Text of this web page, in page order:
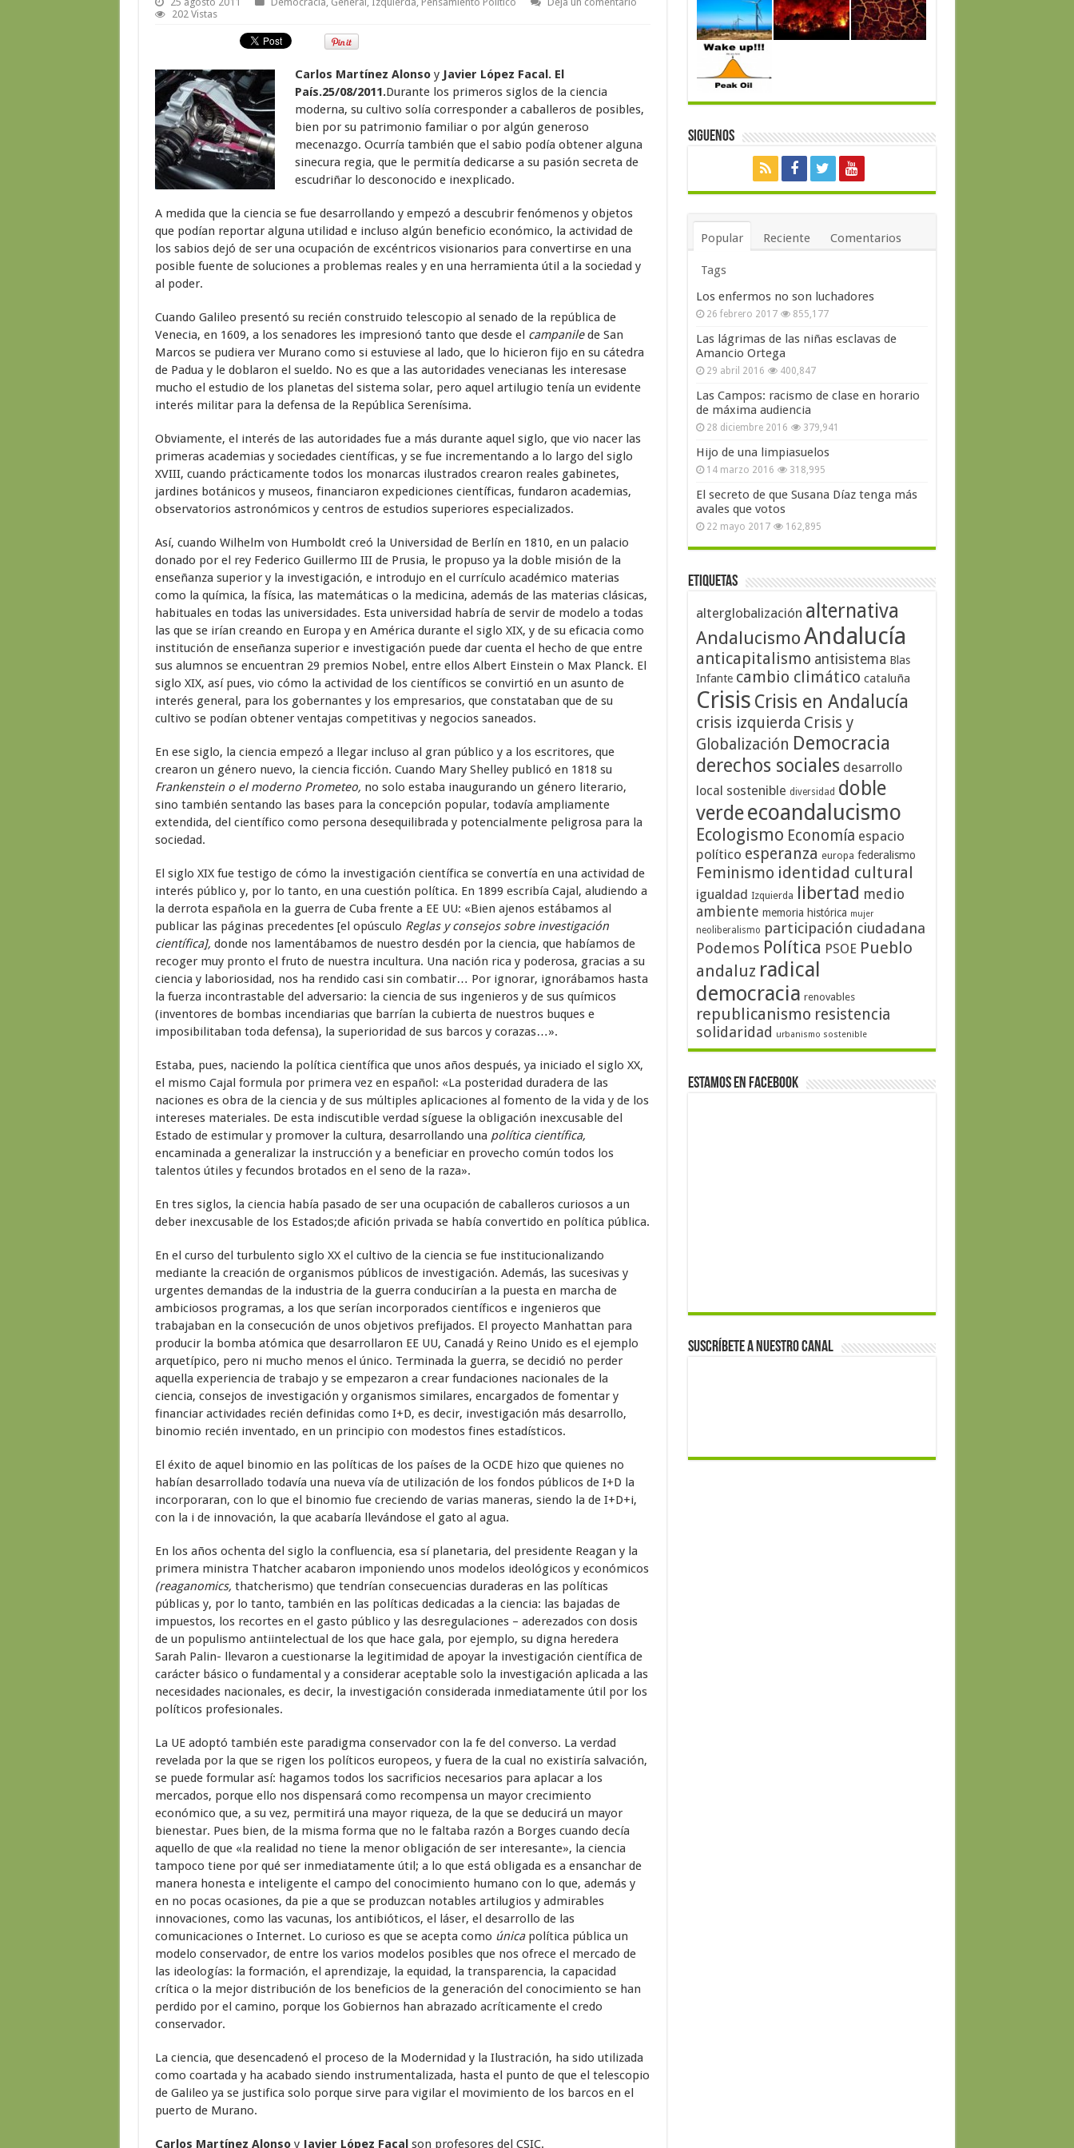
202 Vistas
Carlos Martínez Alonsoy Javier López Facal. El
País.25/08/2011.Durante los primeros siglos de la ciencia
moderna, su cultivo solía corresponder a caballeros de posibles,
bien por su patrimonio familiar o por algún generoso
mecenazgo. Ocurría también que el sabio podía obtener alguna
sinecura regia, que le permitía dedicarse a su pasión secreta de
escudriñar lo desconocido e inexplicado.
A medida que la ciencia se fue desarrollando y empezó a descubrir fenómenos y objetos
que podían reportar alguna utilidad e incluso algún beneficio económico, la actividad de
los sabios dejó de ser una ocupación de excéntricos visionarios para convertirse en una
posible fuente de soluciones a problemas reales y en una herramienta útil a la sociedad y
al poder.
Cuando Galileo presentó su recién construido telescopio al senado de la república de
Venecia, en 1609, a los senadores les impresionó tanto que desde el campanilede San
Marcos se pudiera ver Murano como si estuviese al lado, que lo hicieron fijo en su cátedra
de Padua y le doblaron el sueldo. No es que a las autoridades venecianas les interesase
mucho el estudio de los planetas del sistema solar, pero aquel artilugio tenía un evidente
interés militar para la defensa de la República Serenísima.
Obviamente, el interés de las autoridades fue a más durante aquel siglo, que vio nacer las
primeras academias y sociedades científicas, y se fue incrementando a lo largo del siglo
XVIII, cuando prácticamente todos los monarcas ilustrados crearon reales gabinetes,
jardines botánicos y museos, financiaron expediciones científicas, fundaron academias,
observatorios astronómicos y centros de estudios superiores especializados.
Así, cuando Wilhelm von Humboldt creó la Universidad de Berlín en 1810, en un palacio
donado por el rey Federico Guillermo III de Prusia, le propuso ya la doble misión de la
enseñanza superior y la investigación, e introdujo en el currículo académico materias
como la química, la física, las matemáticas o la medicina, además de las materias clásicas,
habituales en todas las universidades. Esta universidad habría de servir de modelo a todas
las que se irían creando en Europa y en América durante el siglo XIX, y de su eficacia como
institución de enseñanza superior e investigación puede dar cuenta el hecho de que entre
sus alumnos se encuentran 29 premios Nobel, entre ellos Albert Einstein o Max Planck. El
siglo XIX, así pues, vio cómo la actividad de los científicos se convirtió en un asunto de
interés general, para los gobernantes y los empresarios, que constataban que de su
cultivo se podían obtener ventajas competitivas y negocios saneados.
En ese siglo, la ciencia empezó a llegar incluso al gran público y a los escritores, que
crearon un género nuevo, la ciencia ficción. Cuando Mary Shelley publicó en 1818 su
Frankenstein o el moderno Prometeo, no solo estaba inaugurando un género literario,
sino también sentando las bases para la concepción popular, todavía ampliamente
extendida, del científico como persona desequilibrada y potencialmente peligrosa para la
sociedad.
El siglo XIX fue testigo de cómo la investigación científica se convertía en una actividad de
interés público y, por lo tanto, en una cuestión política. En 1899 escribía Cajal, aludiendo a
la derrota española en la guerra de Cuba frente a EE UU: «Bien ajenos estábamos al
publicar las páginas precedentes [el opúsculo Reglas y consejos sobre investigación
científica], donde nos lamentábamos de nuestro desdén por la ciencia, que habíamos de
recoger muy pronto el fruto de nuestra incultura. Una nación rica y poderosa, gracias a su
ciencia y laboriosidad, nos ha rendido casi sin combatir… Por ignorar, ignorábamos hasta
la fuerza incontrastable del adversario: la ciencia de sus ingenieros y de sus químicos
(inventores de bombas incendiarias que barrían la cubierta de nuestros buques e
imposibilitaban toda defensa), la superioridad de sus barcos y corazas…».
Estaba, pues, naciendo la política científica que unos años después, ya iniciado el siglo XX,
el mismo Cajal formula por primera vez en español: «La posteridad duradera de las
naciones es obra de la ciencia y de sus múltiples aplicaciones al fomento de la vida y de los
intereses materiales. De esta indiscutible verdad síguese la obligación inexcusable del
Estado de estimular y promover la cultura, desarrollando una política científica,
encaminada a generalizar la instrucción y a beneficiar en provecho común todos los
talentos útiles y fecundos brotados en el seno de la raza».
En tres siglos, la ciencia había pasado de ser una ocupación de caballeros curiosos a un
deber inexcusable de los Estados;de afición privada se había convertido en política pública.
En el curso del turbulento siglo XX el cultivo de la ciencia se fue institucionalizando
mediante la creación de organismos públicos de investigación. Además, las sucesivas y
urgentes demandas de la industria de la guerra conducirían a la puesta en marcha de
ambiciosos programas, a los que serían incorporados científicos e ingenieros que
trabajaban en la consecución de unos objetivos prefijados. El proyecto Manhattan para
producir la bomba atómica que desarrollaron EE UU, Canadá y Reino Unido es el ejemplo
arquetípico, pero ni mucho menos el único. Terminada la guerra, se decidió no perder
aquella experiencia de trabajo y se empezaron a crear fundaciones nacionales de la
ciencia, consejos de investigación y organismos similares, encargados de fomentar y
financiar actividades recién definidas como I+D, es decir, investigación más desarrollo,
binomio recién inventado, en un principio con modestos fines estadísticos.
El éxito de aquel binomio en las políticas de los países de la OCDE hizo que quienes no
habían desarrollado todavía una nueva vía de utilización de los fondos públicos de I+D la
incorporaran, con lo que el binomio fue creciendo de varias maneras, siendo la de I+D+i,
con la i de innovación, la que acabaría llevándose el gato al agua.
En los años ochenta del siglo la confluencia, esa sí planetaria, del presidente Reagan y la
primera ministra Thatcher acabaron imponiendo unos modelos ideológicos y económicos
(reaganomics, thatcherismo) que tendrían consecuencias duraderas en las políticas
públicas y, por lo tanto, también en las políticas dedicadas a la ciencia: las bajadas de
impuestos, los recortes en el gasto público y las desregulaciones – aderezados con dosis
de un populismo antiintelectual de los que hace gala, por ejemplo, su digna heredera
Sarah Palin- llevaron a cuestionarse la legitimidad de apoyar la investigación científica de
carácter básico o fundamental y a considerar aceptable solo la investigación aplicada a las
necesidades nacionales, es decir, la investigación considerada inmediatamente útil por los
políticos profesionales.
La UE adoptó también este paradigma conservador con la fe del converso. La verdad
revelada por la que se rigen los políticos europeos, y fuera de la cual no existiría salvación,
se puede formular así: hagamos todos los sacrificios necesarios para aplacar a los
mercados, porque ello nos dispensará como recompensa un mayor crecimiento
económico que, a su vez, permitirá una mayor riqueza, de la que se deducirá un mayor
bienestar. Pues bien, de la misma forma que no le faltaba razón a Borges cuando decía
aquello de que «la realidad no tiene la menor obligación de ser interesante», la ciencia
tampoco tiene por qué ser inmediatamente útil; a lo que está obligada es a ensanchar de
manera honesta e inteligente el campo del conocimiento humano con lo que, además y
en no pocas ocasiones, da pie a que se produzcan notables artilugios y admirables
innovaciones, como las vacunas, los antibióticos, el láser, el desarrollo de las
comunicaciones o Internet. Lo curioso es que se acepta como únicapolítica pública un
modelo conservador, de entre los varios modelos posibles que nos ofrece el mercado de
las ideologías: la formación, el aprendizaje, la equidad, la transparencia, la capacidad
crítica o la mejor distribución de los beneficios de la generación del conocimiento se han
perdido por el camino, porque los Gobiernos han abrazado acríticamente el credo
conservador.
La ciencia, que desencadenó el proceso de la Modernidad y la Ilustración, ha sido utilizada
como coartada y ha acabado siendo instrumentalizada, hasta el punto de que el telescopio
de Galileo ya se justifica solo porque sirve para vigilar el movimiento de los barcos en el
puerto de Murano.
Carlos Martínez Alonsoy Javier López Facalson profesores del CSIC.
Siguenos
Popular Reciente Comentarios
Tags
Los enfermos no son luchadores
26 febrero 2017 855,177
Las lágrimas de las niñas esclavas de
Amancio Ortega
29 abril 2016 400,847
Las Campos: racismo de clase en horario
de máxima audiencia
28 diciembre 2016 379,941
Hijo de una limpiasuelos
14 marzo 2016 318,995
El secreto de que Susana Díaz tenga más
avales que votos
22 mayo 2017 162,895
Etiquetas
alterglobalización alternativa
AndalucismoAndalucía
anticapitalismo antisistema Blas
Infante cambio climático cataluña
Crisis Crisis en Andalucía
crisis izquierda Crisis y
Globalización Democracia
derechos sociales desarrollo
local sostenible diversidad doble
verdeecoandalucismo
Ecologismo Economía espacio
político esperanza europa federalismo
Feminismo identidad cultural
igualdad Izquierda libertad medio
ambiente memoria histórica mujer
neoliberalismo participación ciudadana
Podemos Política PSOE Pueblo
andaluz radical
democracia renovables
republicanismo resistencia
solidaridad urbanismo sostenible
Estamos en Facebook
Suscríbete a nuestro canal